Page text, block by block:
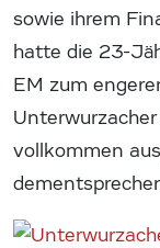
sowie ihrem
hatte die 23-
EM zum
vollkommen